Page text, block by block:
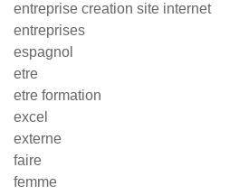
entreprise creation site internet
entreprises
espagnol
etre
etre formation
excel
externe
faire
femme